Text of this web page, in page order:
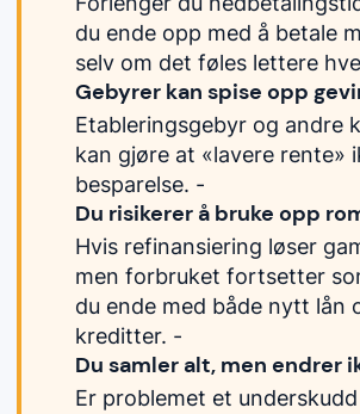
du ende opp med å betale
selv om det føles lettere
Gebyrer kan spise opp
Etableringsgebyr og andre
kan gjøre at «lavere rente»
besparelse. -
Du risikerer å bruke opp
Hvis refinansiering løser
men forbruket fortsetter
du ende med både nytt lån
kreditter. -
Du samler alt, men endrer
Er problemet et